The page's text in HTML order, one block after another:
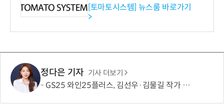
기관·보험사 공략”
[토마토시스템] 뉴스룸 바로가기
>
정다은 기자 기사 더보기
GS25 와인25플러스, 김선우·김물길 작가 협업 아트라벨 와인 2종 출시